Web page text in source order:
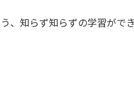
、知らず知らずの学習がで